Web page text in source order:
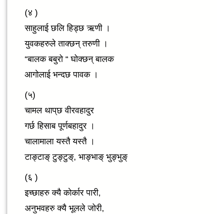
(४ )
साहुलाई छलि हिड्छ ऋणी ।
युवकहरुले ताक्छन् तरुणी ।
“बालक बबुरो “ घोक्छन् बालक
आगोलाई भन्दछ पावक ।
(५)
चामल थाप्‌छ वीरवहादुर
गर्छ हिसाब पूर्णबहादुर ।
चालामाला यस्तै यस्तै ।
टाङ्टाङ् टुङ्टुङ्, भाङ्भाङ् भुङ्भुङ्
(६ )
इच्छाहरु क्यै कोर्कार पारी,
अनुभवहरु क्यै भूलले जोरी,